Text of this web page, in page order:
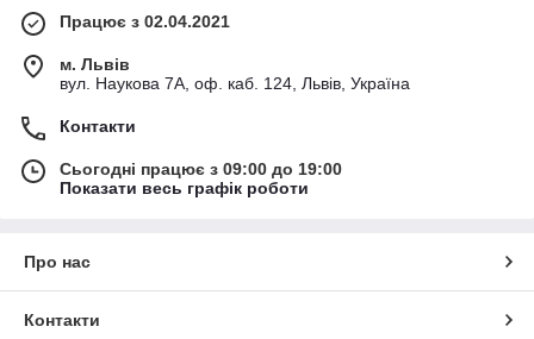
Працює з 02.04.2021
м. Львів
вул. Наукова 7А, оф. каб. 124, Львів, Україна
Контакти
Сьогодні працює з 09:00 до 19:00
Показати весь графік роботи
Про нас
Контакти